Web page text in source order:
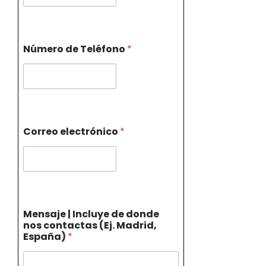
Número de Teléfono *
Correo electrónico *
Mensaje | Incluye de donde
nos contactas (Ej. Madrid,
España) *